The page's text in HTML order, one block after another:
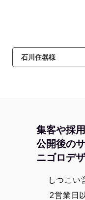
石川住器様
集客や採
公開後の
ニゴロデ
しつこい
2営業日